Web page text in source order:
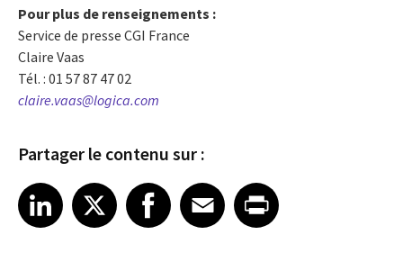
Pour plus de renseignements :
Service de presse CGI France
Claire Vaas
Tél. : 01 57 87 47 02
claire.vaas@logica.com
Partager le contenu sur :
Share article on LinkedIn
LinkedIn
Share article on XShare article on Facebook
Facebook
Share article on Email
EmailShare article on Print